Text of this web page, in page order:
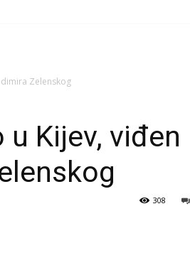
Zelenskog
Kijev, viđen
308